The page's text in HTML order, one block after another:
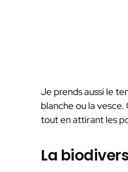
Je prends aussi le
blanche ou la
tout en attirant les
La